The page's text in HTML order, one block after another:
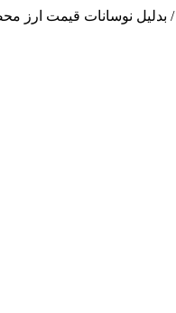
آنچه توانسته ایم، لطف خدا بوده است / فروش و تهیه و توزیع انواع